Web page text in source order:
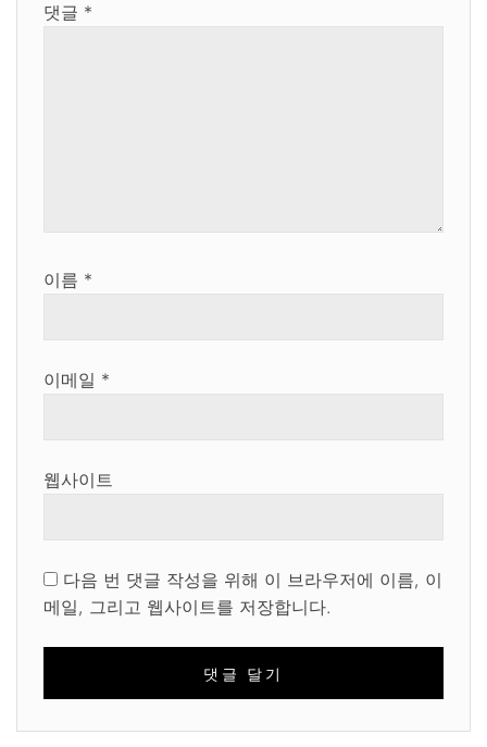
댓글 *
이름 *
이메일 *
웹사이트
다음 번 댓글 작성을 위해 이 브라우저에 이름, 이
메일, 그리고 웹사이트를 저장합니다.